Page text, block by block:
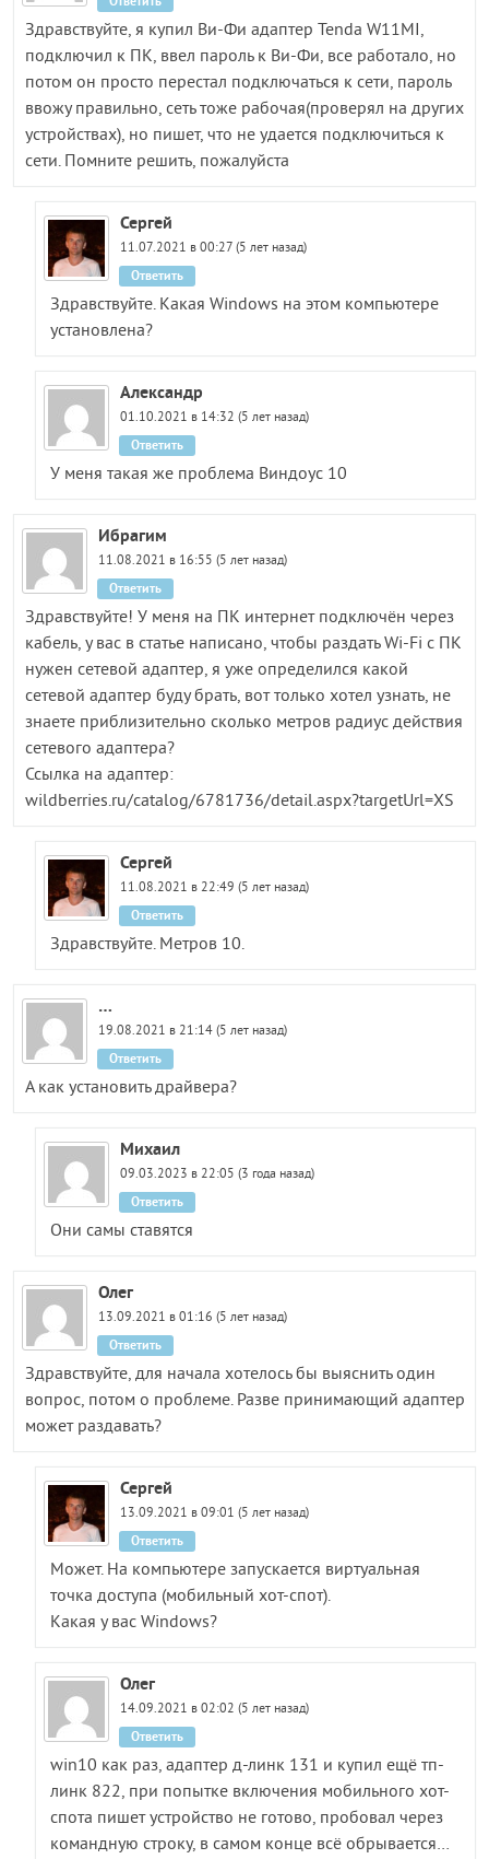
Здравствуйте, я купил Ви-Фи адаптер Tenda W11MI,
подключил к ПК, ввел пароль к Ви-Фи, все работало, но
потом он просто перестал подключаться к сети, пароль
ввожу правильно, сеть тоже рабочая(проверял на других
устройствах), но пишет, что не удается подключиться к
сети. Помните решить, пожалуйста
Сергей
11.07.2021 в 00:27 (5 лет назад)
Здравствуйте. Какая Windows на этом компьютере
установлена?
Ответить
Александр
01.10.2021 в 14:32 (5 лет назад)
У меня такая же проблема Виндоус 10
Ответить
Ибрагим
11.08.2021 в 16:55 (5 лет назад)
Здравствуйте! У меня на ПК интернет подключён через
кабель, у вас в статье написано, чтобы раздать Wi-Fi с ПК
нужен сетевой адаптер, я уже определился какой
сетевой адаптер буду брать, вот только хотел узнать, не
знаете приблизительно сколько метров радиус действия
сетевого адаптера?
Ссылка на адаптер:
wildberries.ru/catalog/6781736/detail.aspx?targetUrl=XS
Ответить
Сергей
11.08.2021 в 22:49 (5 лет назад)
Здравствуйте. Метров 10.
Ответить
…
19.08.2021 в 21:14 (5 лет назад)
А как установить драйвера?
Ответить
Михаил
09.03.2023 в 22:05 (3 года назад)
Они самы ставятся
Ответить
Олег
13.09.2021 в 01:16 (5 лет назад)
Здравствуйте, для начала хотелось бы выяснить один
вопрос, потом о проблеме. Разве принимающий адаптер
может раздавать?
Ответить
Сергей
13.09.2021 в 09:01 (5 лет назад)
Может. На компьютере запускается виртуальная
точка доступа (мобильный хот-спот).
Какая у вас Windows?
Ответить
Олег
14.09.2021 в 02:02 (5 лет назад)
win10 как раз, адаптер д-линк 131 и купил ещё тп-
линк 822, при попытке включения мобильного хот-
спота пишет устройство не готово, пробовал через
командную строку, в самом конце всё обрывается…
Ответить